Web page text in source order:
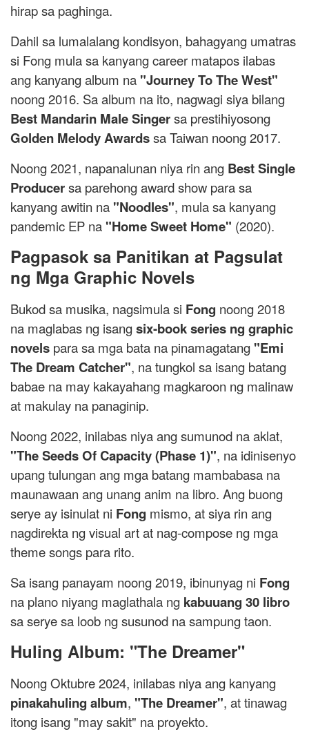
hirap sa paghinga.
Dahil sa lumalalang kondisyon, bahagyang umatras
si Fong mula sa kanyang career matapos ilabas
ang kanyang album na "Journey To The West"
noong 2016. Sa album na ito, nagwagi siya bilang
Best Mandarin Male Singersa prestihiyosong
Golden Melody Awardssa Taiwan noong 2017.
Noong 2021, napanalunan niya rin ang Best Single
Producersa parehong award show para sa
kanyang awitin na "Noodles", mula sa kanyang
pandemic EP na "Home Sweet Home" (2020).
Pagpasok sa Panitikan at Pagsulat
ng Mga Graphic Novels
Bukod sa musika, nagsimula si Fong noong 2018
na maglabas ng isangsix-book series ng graphic
novels para sa mga bata na pinamagatang "Emi
The Dream Catcher", na tungkol sa isang batang
babae na may kakayahang magkaroon ng malinaw
at makulay na panaginip.
Noong 2022, inilabas niya ang sumunod na aklat,
"The Seeds Of Capacity (Phase 1)", na idinisenyo
upang tulungan ang mga batang mambabasa na
maunawaan ang unang anim na libro. Ang buong
serye ay isinulat ni Fong mismo, at siya rin ang
nagdirekta ng visual art at nag-compose ng mga
theme songs para rito.
Sa isang panayam noong 2019, ibinunyag ni Fong
na plano niyang maglathala ng kabuuang 30 libro
sa serye sa loob ng susunod na sampung taon.
Huling Album: "The Dreamer"
Noong Oktubre 2024, inilabas niya ang kanyang
pinakahuling album, "The Dreamer", at tinawag
itong isang "may sakit" na proyekto.